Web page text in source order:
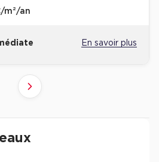
m²/an
En savoir plus
Suivant